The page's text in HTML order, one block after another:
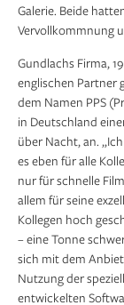
Galerie. Beide
Vervollkommnung
Gundlachs Firma,
englischen Partner
dem Namen PPS
in Deutschland
über Nacht, an.
es eben für alle
nur für schnelle
allem für seine
Kollegen hoch
– eine Tonne
sich mit dem
Nutzung der
entwickelten